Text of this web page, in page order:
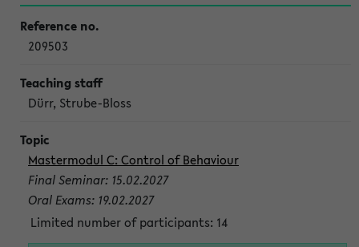
209503
Dürr, Strube-Bloss
Mastermodul C: Control of Behaviour
Final Seminar: 15.02.2027
Oral Exams: 19.02.2027
Limited number of participants: 14